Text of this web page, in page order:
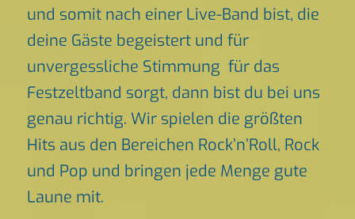
und somit nach einer Live-Band bist, die
deine Gäste begeistert und für
unvergessliche Stimmung für das
Festzeltband sorgt, dann bist du bei uns
genau richtig. Wir spielen die größten
Hits aus den Bereichen Rock’n’Roll, Rock
und Pop und bringen jede Menge gute
Laune mit.